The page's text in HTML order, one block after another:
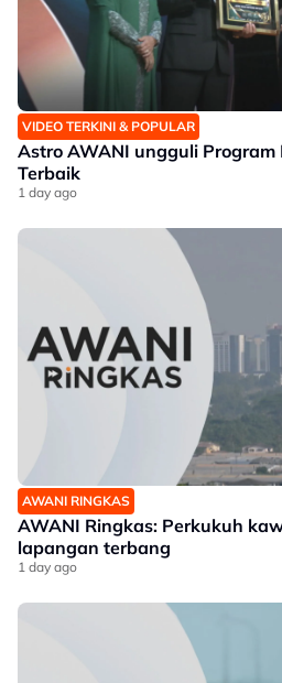
VIDEO TERKINI & POPULAR
Astro AWANI ungguli Program
Terbaik
1 day ago
AWANI RINGKAS
AWANI Ringkas: Perkukuh
lapangan terbang
1 day ago